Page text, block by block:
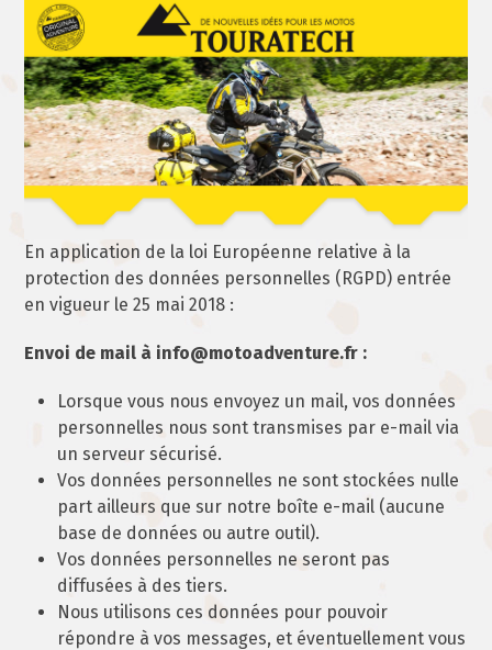
content
Open
mobile
menu
Close
mobile
menu
En application de la loi Européenne relative à la
protection des données personnelles (RGPD) entrée
en vigueur le 25 mai 2018 :
Envoi de mail à info@motoadventure.fr :
Lorsque vous nous envoyez un mail, vos données
personnelles nous sont transmises par e-mail via
un serveur sécurisé.
Vos données personnelles ne sont stockées nulle
part ailleurs que sur notre boîte e-mail (aucune
base de données ou autre outil).
Vos données personnelles ne seront pas
diffusées à des tiers.
Nous utilisons ces données pour pouvoir
répondre à vos messages, et éventuellement vous